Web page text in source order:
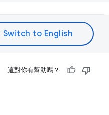
這對你有幫助嗎？